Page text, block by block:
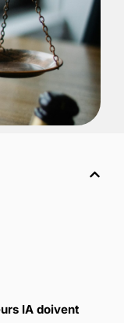
IA doivent